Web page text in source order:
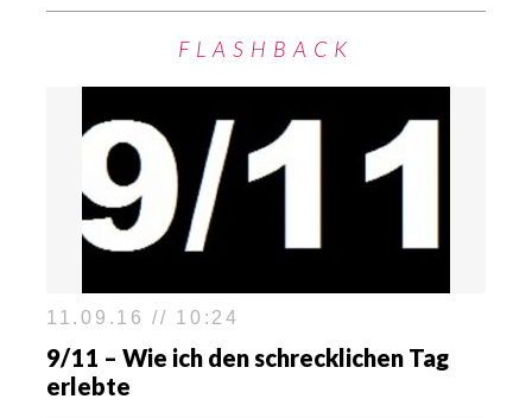
FLASHBACK
11.09.16 // 10:24
9/11 – Wie ich den schrecklichen Tag
erlebte